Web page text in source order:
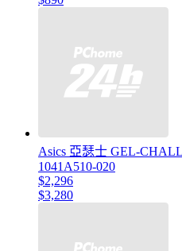
Asics 亞瑟士 GEL-
1041A510-020
$2,296
$3,280